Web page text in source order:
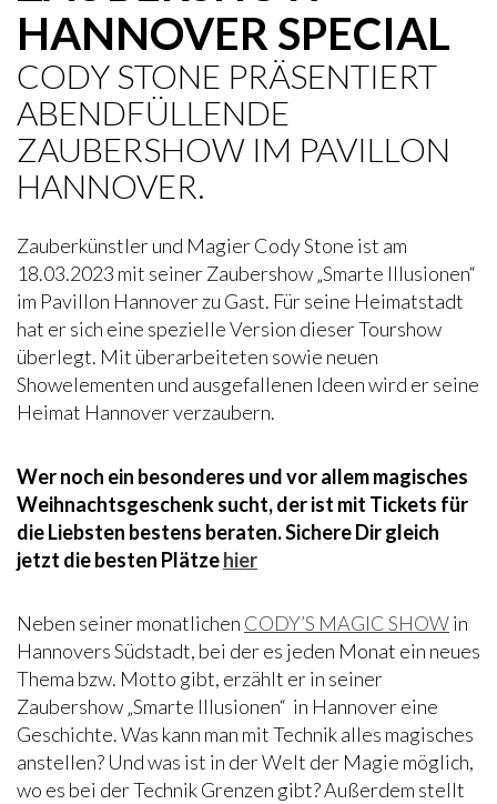
HANNOVER SPECIAL
CODY STONE PRÄSENTIERT
ABENDFÜLLENDE
ZAUBERSHOW IM PAVILLON
HANNOVER.
Zauberkünstler und Magier Cody Stone ist am
18.03.2023 mit seiner Zaubershow „Smarte Illusionen“
im Pavillon Hannover zu Gast. Für seine Heimatstadt
hat er sich eine spezielle Version dieser Tourshow
überlegt. Mit überarbeiteten sowie neuen
Showelementen und ausgefallenen Ideen wird er seine
Heimat Hannover verzaubern.
Wer noch ein besonderes und vor allem magisches
Weihnachtsgeschenk sucht, der ist mit Tickets für
die Liebsten bestens beraten. Sichere Dir gleich
jetzt die besten Plätzehier
Neben seiner monatlichen CODY’S MAGIC SHOWin
Hannovers Südstadt, bei der es jeden Monat ein neues
Thema bzw. Motto gibt, erzählt er in seiner
Zaubershow „Smarte Illusionen“ in Hannover eine
Geschichte. Was kann man mit Technik alles magisches
anstellen? Und was ist in der Welt der Magie möglich,
wo es bei der Technik Grenzen gibt? Außerdem stellt